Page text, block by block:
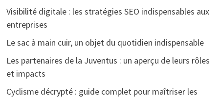
Visibilité digitale : les stratégies SEO indispensables aux
entreprises
Le sac à main cuir, un objet du quotidien indispensable
Les partenaires de la Juventus : un aperçu de leurs rôles
et impacts
Cyclisme décrypté : guide complet pour maîtriser les